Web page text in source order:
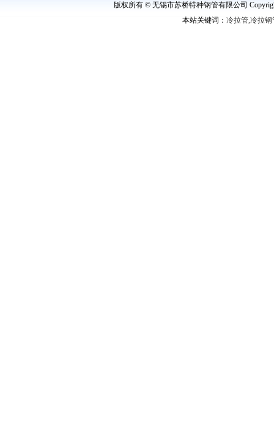
版权所有 © 无锡市苏桥特种钢管有限公司
本站关键词： 冷拉管,冷拉